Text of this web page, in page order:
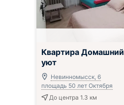
Квартира Домашний
уют
Невинномысск, 6
площадь 50 лет Октября
До центра 1.3 км